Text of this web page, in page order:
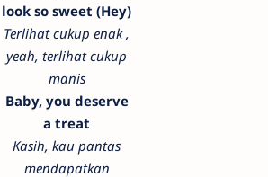
look so sweet (Hey)
Terlihat cukup enak ,
yeah, terlihat cukup
manis
Baby, you deserve
a treat
Kasih, kau pantas
mendapatkan